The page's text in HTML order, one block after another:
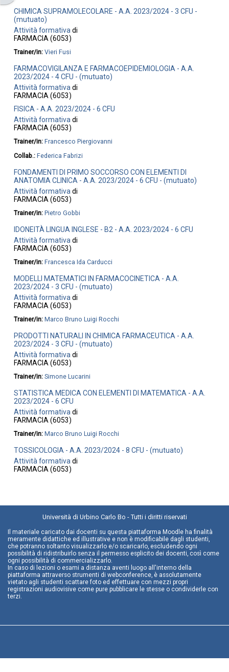
CHIMICA SUPRAMOLECOLARE - A.A. 2023/2024 - 3 CFU -
(mutuato)
Attività formativadi
FARMACIA (6053)
Trainer/in:Vieri Fusi
FARMACOVIGILANZA E FARMACOEPIDEMIOLOGIA - A.A.
2023/2024 - 4 CFU - (mutuato)
Attività formativadi
FARMACIA (6053)
FISICA - A.A. 2023/2024 - 6 CFU
Attività formativadi
FARMACIA (6053)
Trainer/in:Francesco Piergiovanni
Collab.:Federica Fabrizi
FONDAMENTI DI PRIMO SOCCORSO CON ELEMENTI DI
ANATOMIA CLINICA - A.A. 2023/2024 - 6 CFU - (mutuato)
Attività formativadi
FARMACIA (6053)
Trainer/in:Pietro Gobbi
IDONEITÀ LINGUA INGLESE - B2 - A.A. 2023/2024 - 6 CFU
Attività formativadi
FARMACIA (6053)
Trainer/in:Francesca Ida Carducci
MODELLI MATEMATICI IN FARMACOCINETICA - A.A.
2023/2024 - 3 CFU - (mutuato)
Attività formativadi
FARMACIA (6053)
Trainer/in:Marco Bruno Luigi Rocchi
PRODOTTI NATURALI IN CHIMICA FARMACEUTICA - A.A.
2023/2024 - 3 CFU - (mutuato)
Attività formativadi
FARMACIA (6053)
Trainer/in:Simone Lucarini
STATISTICA MEDICA CON ELEMENTI DI MATEMATICA - A.A.
2023/2024 - 6 CFU
Attività formativadi
FARMACIA (6053)
Trainer/in:Marco Bruno Luigi Rocchi
TOSSICOLOGIA - A.A. 2023/2024 - 8 CFU - (mutuato)
Attività formativadi
FARMACIA (6053)
Università di Urbino Carlo Bo - Tutti i diritti riservati
Il materiale caricato dai docenti su questa piattaforma Moodle ha finalità
meramente didattiche ed illustrative e non è modificabile dagli studenti,
che potranno soltanto visualizzarlo e/o scaricarlo, escludendo ogni
possibilità di ridistribuirlo senza il permesso esplicito dei docenti, così come
ogni possibilità di commercializzarlo.
In caso di lezioni o esami a distanza aventi luogo all'interno della
piattaforma attraverso strumenti di webconference, è assolutamente
vietato agli studenti scattare foto ed effettuare con mezzi propri
registrazioni audiovisive come pure pubblicare le stesse o condividerle con
terzi.